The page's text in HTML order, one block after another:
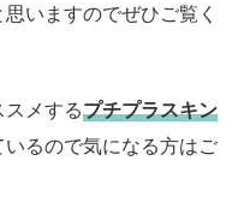
いますのでぜひご覧く
スメするプチプラスキン
いるので気になる方はご